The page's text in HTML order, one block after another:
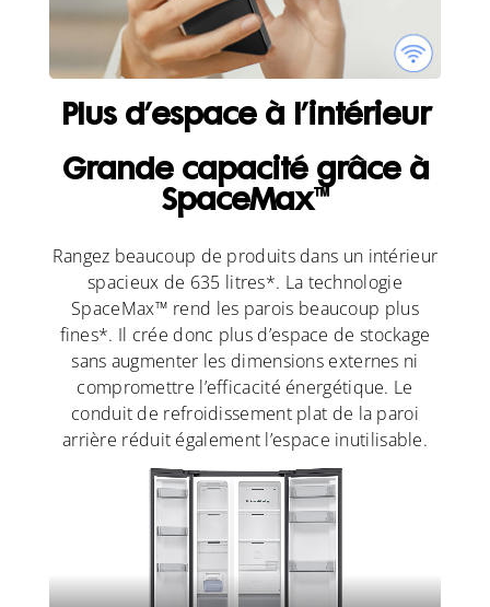
Plus d’espace à l’intérieur
Grande capacité grâce à
SpaceMax™
Rangez beaucoup de produits dans un intérieur
spacieux de 635 litres*. La technologie
SpaceMax™ rend les parois beaucoup plus
fines*. Il crée donc plus d’espace de stockage
sans augmenter les dimensions externes ni
compromettre l’efficacité énergétique. Le
conduit de refroidissement plat de la paroi
arrière réduit également l’espace inutilisable.